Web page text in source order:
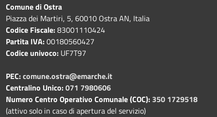
Comune di Ostra
Piazza dei Martiri, 5, 60010 Ostra AN, Italia
Codice Fiscale:83001110424
Partita IVA:00180560427
Codice univoco: UF7T97
PEC:comune.ostra@emarche.it
Centralino Unico:071 7980606
Numero Centro Operativo Comunale (COC): 350 1729518
(attivo solo in caso di apertura del servizio)